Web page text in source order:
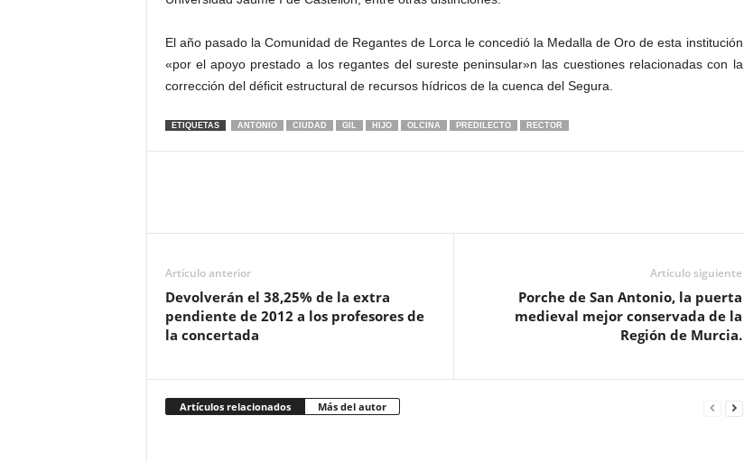
El año pasado la Comunidad de Regantes de Lorca le concedió la Medalla de Oro de esta institución
«por el apoyo prestado a los regantes del sureste peninsular»n las cuestiones relacionadas con la
corrección del déficit estructural de recursos hídricos de la cuenca del Segura.
ETIQUETAS ANTONIO CIUDAD GIL HIJO OLCINA PREDILECTO RECTOR
Artículo anterior
Devolverán el 38,25% de la extra
pendiente de 2012 a los profesores de
la concertada
Artículo siguiente
Porche de San Antonio, la puerta
medieval mejor conservada de la
Región de Murcia.
Artículos relacionados Más del autor